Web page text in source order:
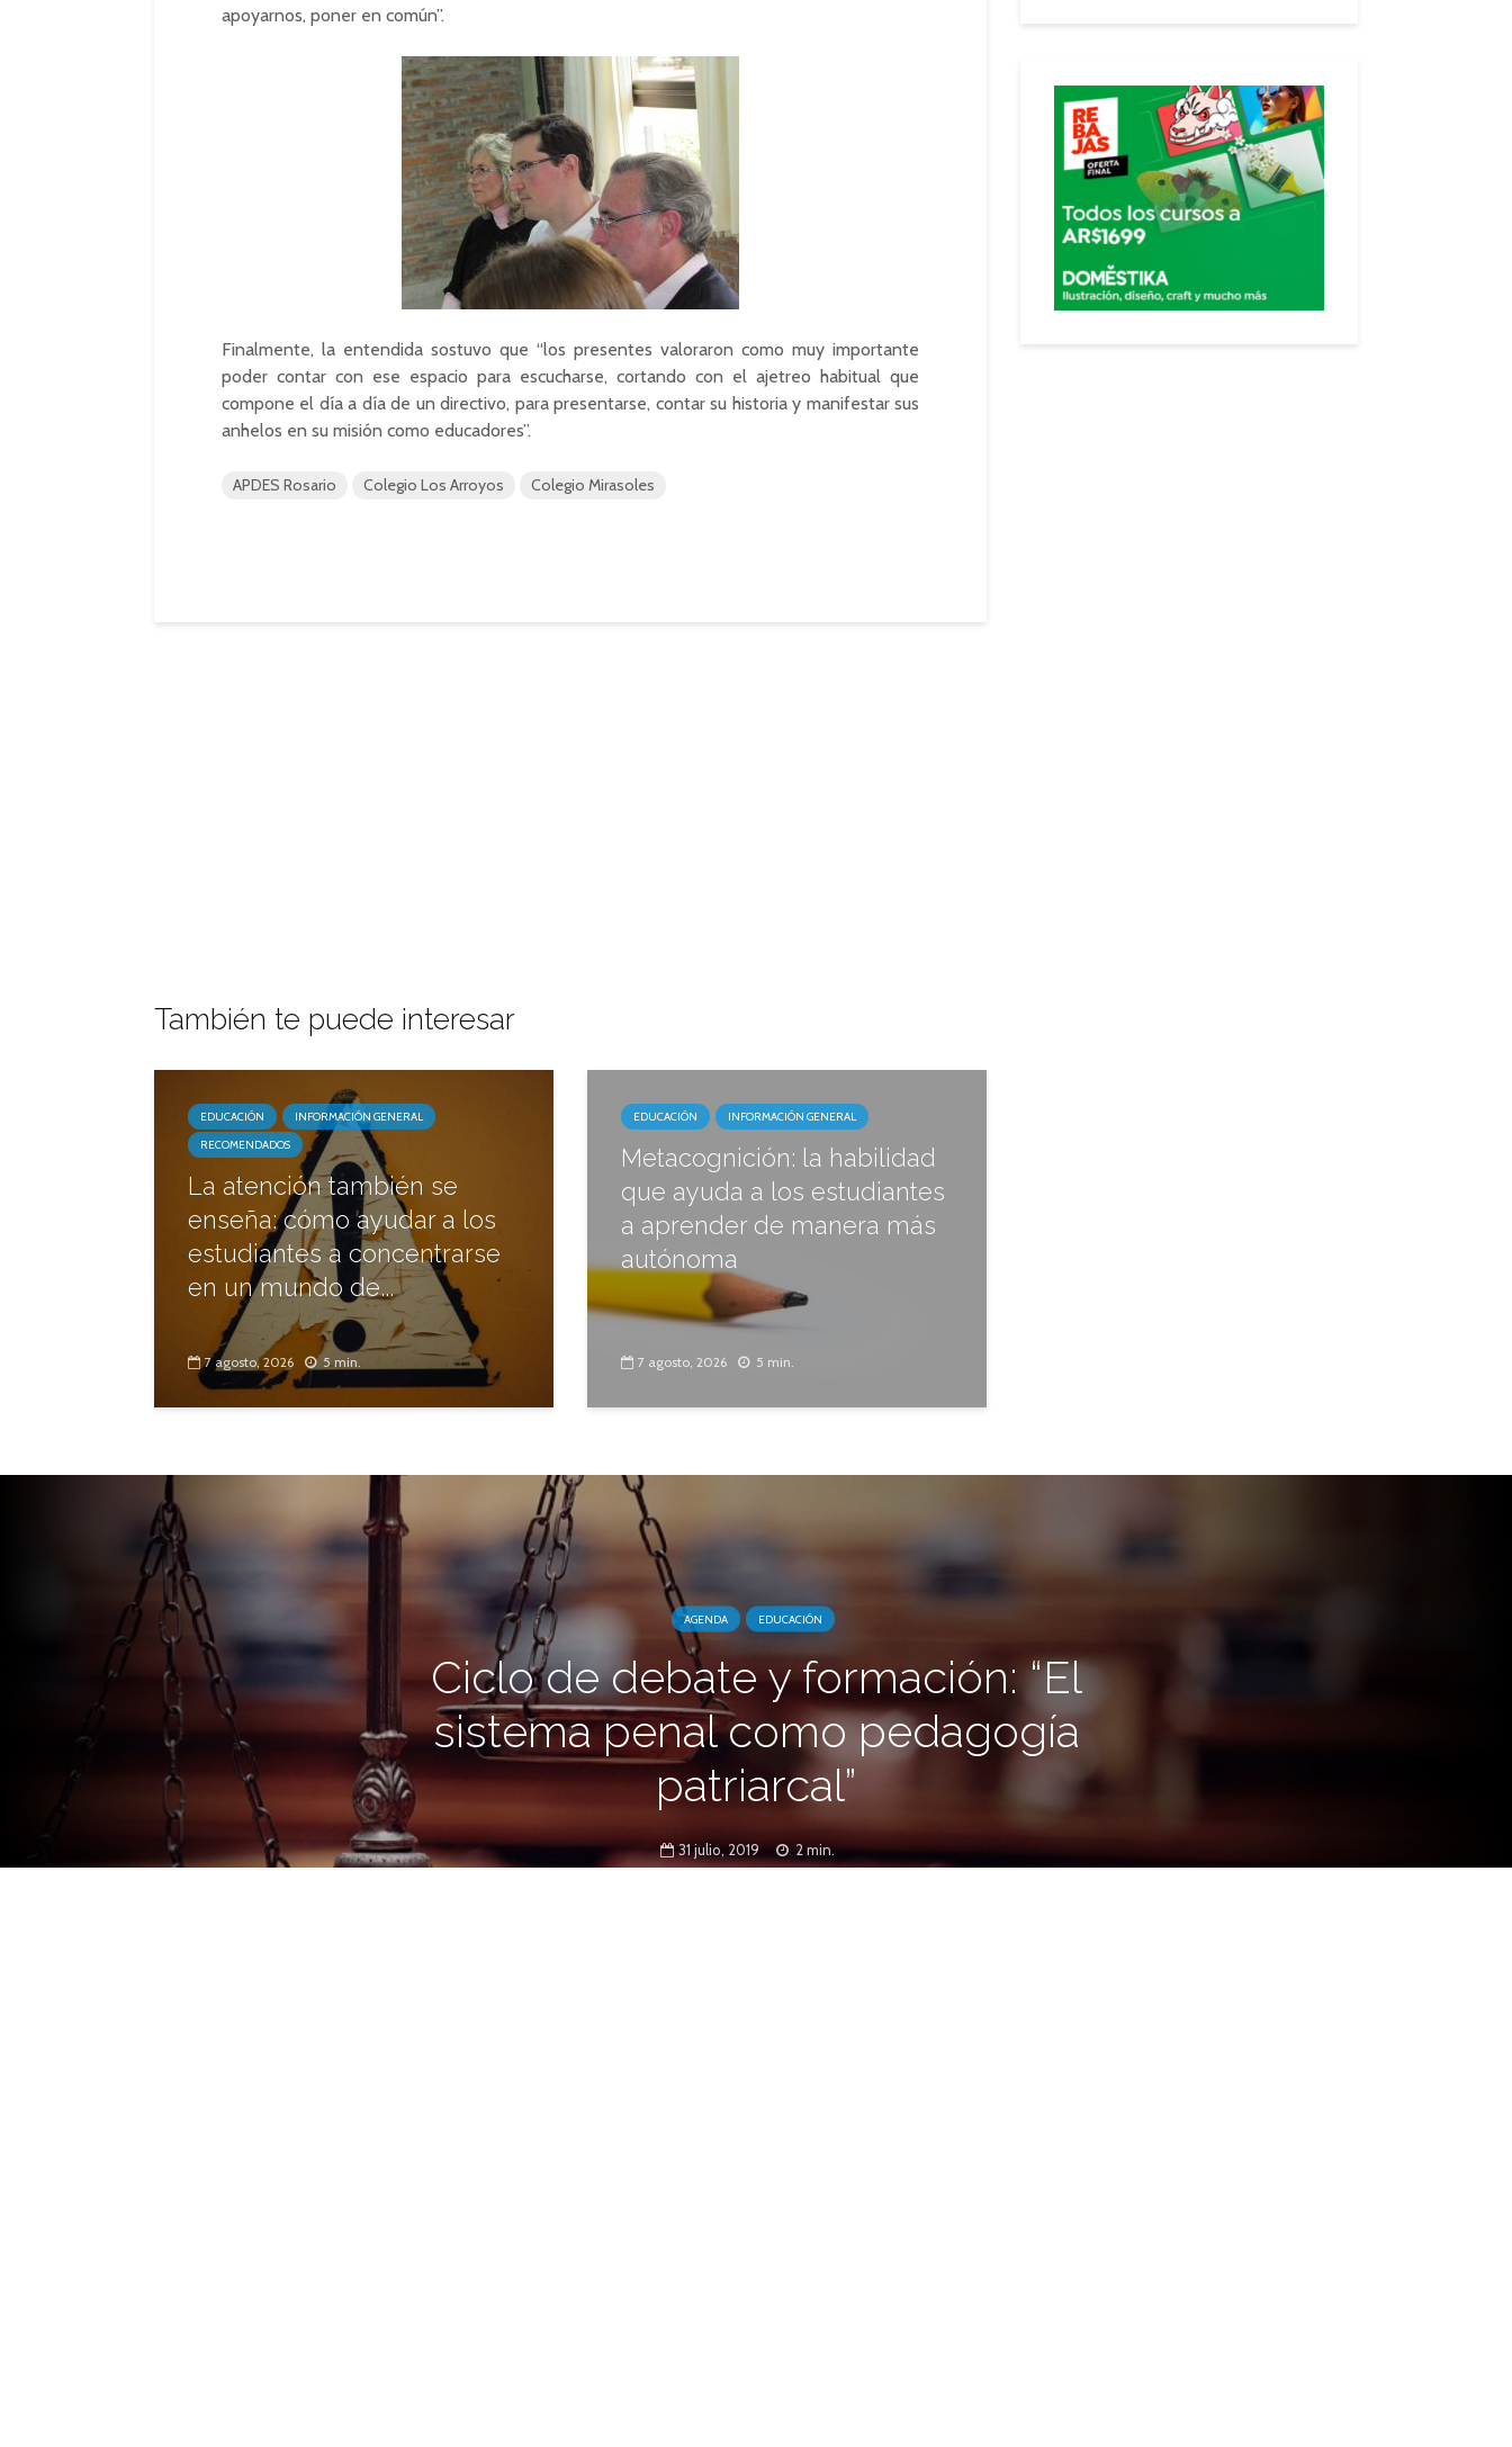
apoyarnos, poner en común”.
Finalmente, la entendida sostuvo que “los presentes valoraron como muy importante
poder contar con ese espacio para escucharse, cortando con el ajetreo habitual que
compone el día a día de un directivo, para presentarse, contar su historia y manifestar sus
anhelos en su misión como educadores”.
APDES Rosario Colegio Los Arroyos Colegio Mirasoles
También te puede interesar
EDUCACIÓN
INFORMACIÓN GENERAL
RECOMENDADOS
La atención también se
enseña: cómo ayudar a los
estudiantes a concentrarse
en un mundo de...
7 agosto, 2026 5 min.
EDUCACIÓN INFORMACIÓN GENERAL
Metacognición: la habilidad
que ayuda a los estudiantes
a aprender de manera más
autónoma
7 agosto, 2026 5 min.
AGENDA EDUCACIÓN
Ciclo de debate y formación: “El
sistema penal como pedagogía
patriarcal”
31 julio, 2019 2 min.